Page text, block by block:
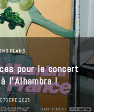
PLANS
pour le concert
l’Alhambra !
2025